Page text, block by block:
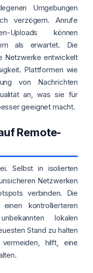
Umgebungen
verzögern. Anrufe
Uploads können
als erwartet. Die
Netzwerke entwickelt
Plattformen wie
von Nachrichten
an, was sie für
geeignet macht.
Remote-
Selbst in isolierten
Netzwerken
verbinden. Die
kontrollierteren
lokalen
Stand zu halten
hilft, eine